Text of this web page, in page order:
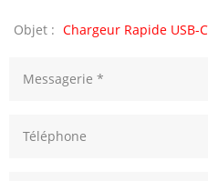
Objet : Chargeur Rapide USB-